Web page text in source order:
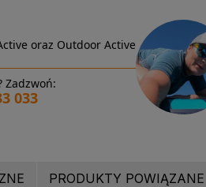
oraz Outdoor Active
Zadzwoń:
033
PRODUKTY POWIĄZANE